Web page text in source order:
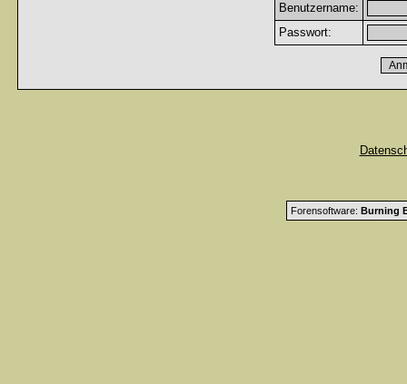
Benutzername:
Passwort:
Forensoftware: Burning